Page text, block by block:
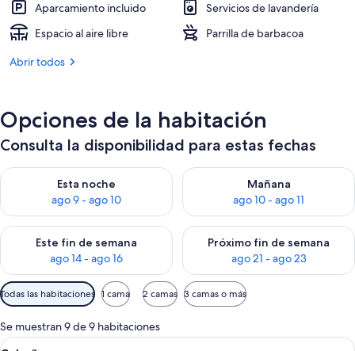
Aparcamiento incluido
Servicios de lavandería
Espacio al aire libre
Parrilla de barbacoa
Abrir todos
Opciones de la habitación
Consulta la disponibilidad para estas fechas
Esta noche
ago 9 - ago 10
Consulta la disponibilidad para esta noche, ago 9 - ago 10
Mañana
ago 10 - ago 11
Consulta la disponibilidad
Este fin de semana
ago 14 - ago 16
Consulta la disponibilidad para este fin de semana, ago 14 -
Próximo fin de semana
ago 21 - ago 23
Consulta la disponibilidad
Filtros
disponibles
para
las
Todas las habitaciones 1 cama 2 camas 3 camas o más
Se muestran 9 de 9 habitaciones
Abrir
Un dormitorio con cabecera de